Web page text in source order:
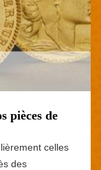
pièces de
celles
des